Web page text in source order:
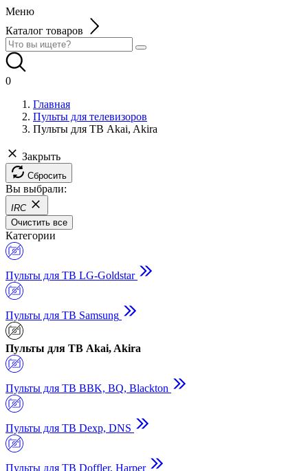
Меню
Каталог товаров
0
Главная
Пульты для телевизоров
Пульты для ТВ Akai, Akira
Закрыть
Сбросить
Вы выбрали:
IRC
Очистить все
Категории
Пульты для ТВ LG-Goldstar
Пульты для ТВ Samsung
Пульты для ТВ Akai, Akira
Пульты для ТВ BBK, BQ, Blackton
Пульты для ТВ Dexp, DNS
Пульты для ТВ Doffler, Harper